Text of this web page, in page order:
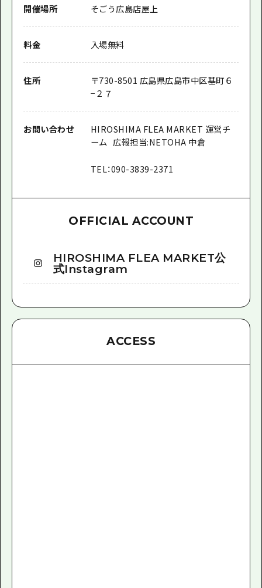
開催場所 そごう広島店屋上
料金 入場無料
住所
〒730-8501 広島県広島市中区基町６
−２７
お問い合わせ
HIROSHIMA FLEA MARKET 運営チ
ーム 広報担当:NETOHA 中倉
TEL：090-3839-2371
OFFICIAL ACCOUNT
HIROSHIMA FLEA MARKET公
式Instagram
ACCESS